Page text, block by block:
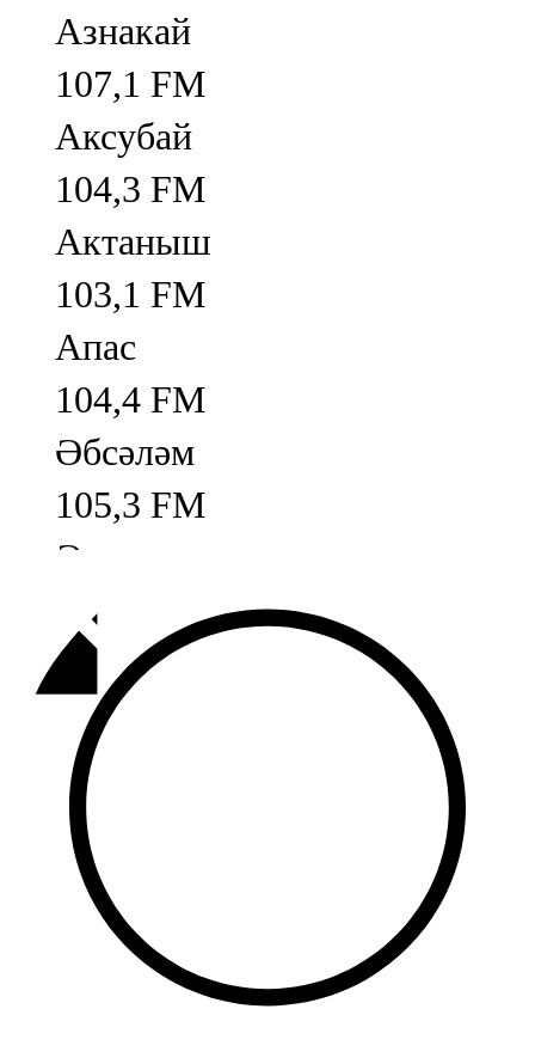
Азнакай
107,1 FM
Аксубай
104,3 FM
Актаныш
103,1 FM
Апас
104,4 FM
Әбсәләм
105,3 FM
Әлмәт
92,9 FM
Базарлы матак
107,1 FM
Балык бистәсе
104,9 FM
Баулы
107,5 FM
Биләр